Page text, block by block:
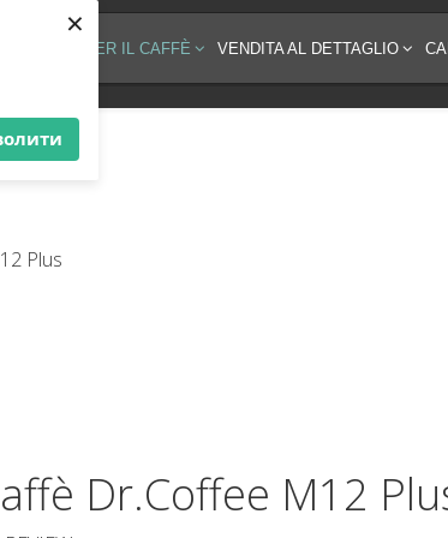
×
PER IL CAFFÈ VENDITA AL DETTAGLIO
Dr.Coffee M12